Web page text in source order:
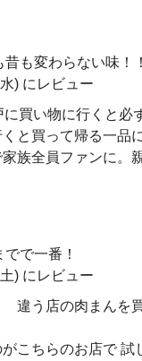
昔も変わらない味！！
) にレビュー
買い物に行くと必
と買って帰る一品
族全員ファンに。
でで一番！
) にレビュー
違う店の肉まんを
こちらのお店で 試